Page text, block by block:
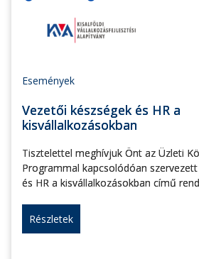
Események
Vezetői készségek és HR a
kisvállalkozásokban
Tisztelettel meghívjuk Önt az Üzleti
Programmal kapcsolódóan
és HR a kisvállalkozásokban című
Részletek